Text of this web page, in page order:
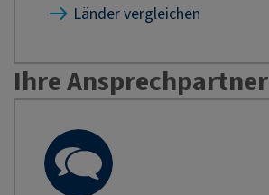
Länder vergleichen
Ihre Ansprechpartner